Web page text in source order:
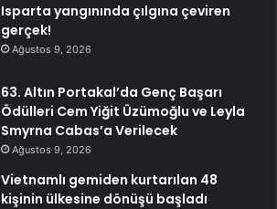
Isparta yangınında çılgına çeviren
gerçek!
Ağustos 9, 2026
63. Altın Portakal’da Genç Başarı
Ödülleri Cem Yiğit Üzümoğlu ve Leyla
Smyrna Cabas’a Verilecek
Ağustos 9, 2026
Vietnamlı gemiden kurtarılan 48
kişinin ülkesine dönüşü başladı